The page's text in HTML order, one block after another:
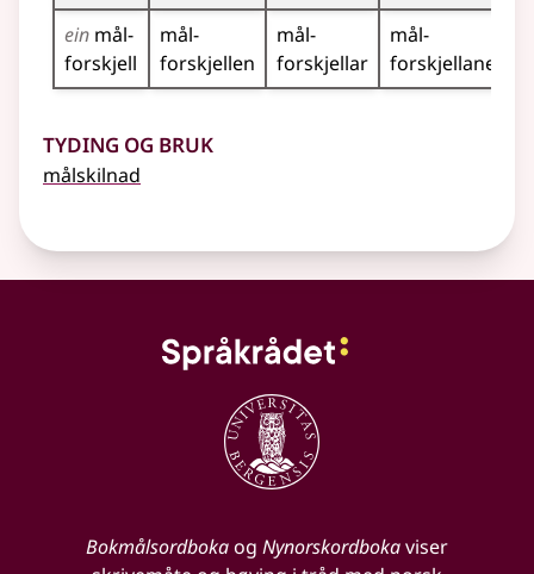
ein mål­
forskjell
mål­
forskjellen
mål­
forskjellar
mål­
forskjellane
Tyding og bruk
målskilnad
Bokmålsordbokaog Nynorskordbokaviser